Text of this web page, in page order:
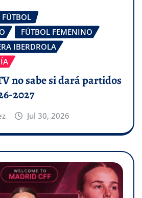
FÚTBOL
FÚTBOL FEMENINO
IBERDROLA
no sabe si dará partidos
2027
Jul 30, 2026